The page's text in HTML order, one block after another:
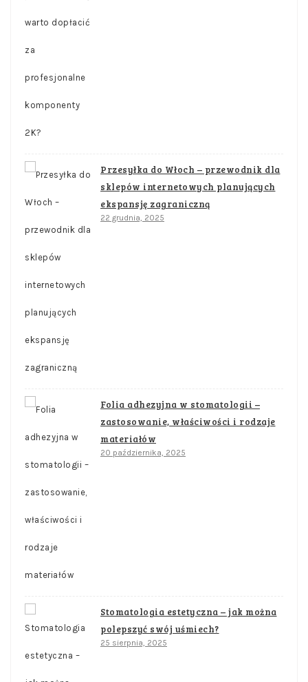
Przesyłka do Włoch – przewodnik dla
sklepów internetowych planujących
ekspansję zagraniczną
22 grudnia, 2025
Folia adhezyjna w stomatologii –
zastosowanie, właściwości i rodzaje
materiałów
20 października, 2025
Stomatologia estetyczna – jak można
polepszyć swój uśmiech?
25 sierpnia, 2025